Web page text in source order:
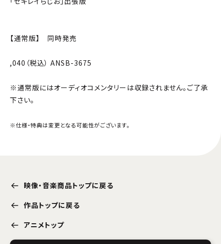
【通常版】 同時発売
,040（税込） ANSB-3675
※通常版にはオーディオコメンタリーは収録されません。ご了承
下さい。
※仕様・特典は変更となる可能性がございます。
映像・音楽商品トップに戻る
作品トップに戻る
アニメトップ